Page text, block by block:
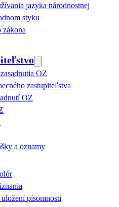
jazyka národnostnej
styku
zákona
OZ
zastupiteľstva
OZ
a oznamy
písomnosti